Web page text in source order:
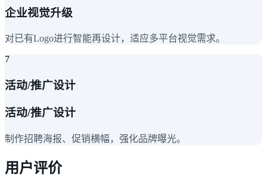
企业视觉升级
对已有Logo进行智能再设计，适应多平台视觉需求。
7
活动/推广设计
活动/推广设计
制作招聘海报、促销横幅，强化品牌曝光。
用户评价